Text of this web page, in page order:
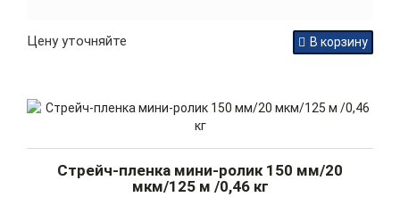
Цену уточняйте В корзину
Стрейч-пленка мини-ролик 150 мм/20
мкм/125 м /0,46 кг